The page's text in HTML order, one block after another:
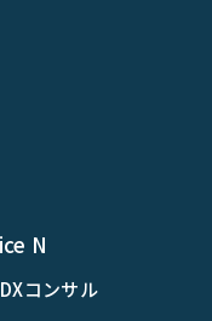
N
コンサル